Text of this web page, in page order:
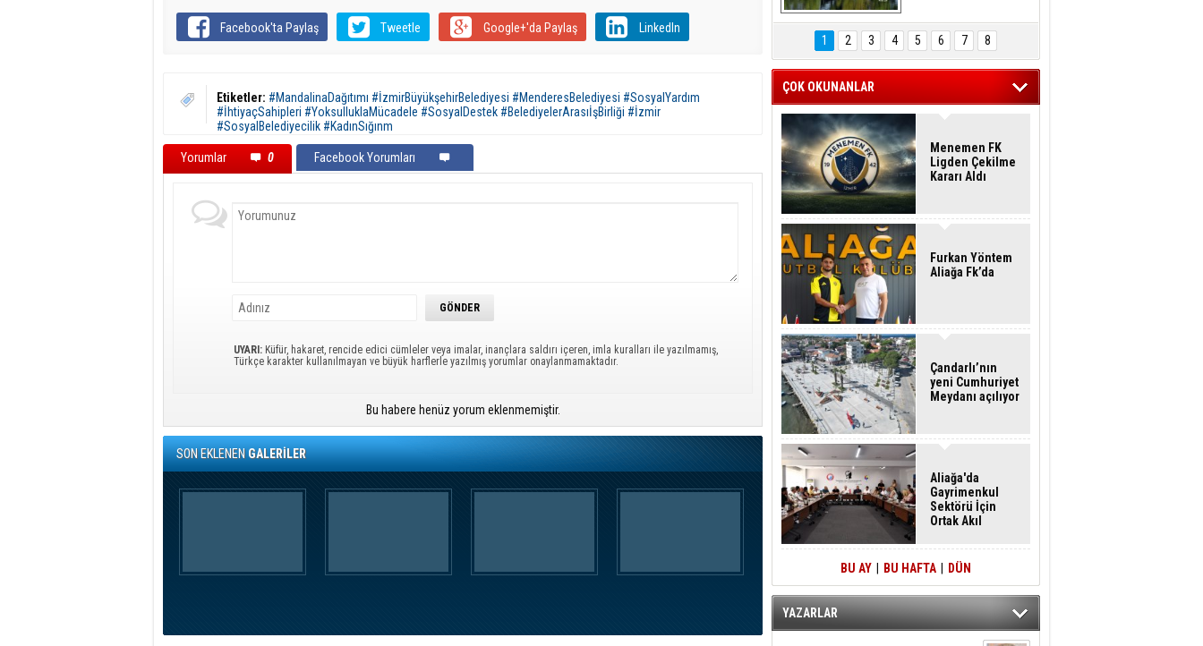
Facebook'ta Paylaş Tweetle Google+'da Paylaş LinkedIn
Etiketler: #MandalinaDağıtımı #İzmirBüyükşehirBelediyesi #MenderesBelediyesi #SosyalYardım
#İhtiyaçSahipleri #YoksulluklaMücadele #SosyalDestek #BelediyelerArasıİşBirliği #İzmir
#SosyalBelediyecilik #KadınSığınm
Yorumlar 0 Facebook Yorumları
UYARI: Küfür, hakaret, rencide edici cümleler veya imalar, inançlara saldırı içeren, imla kuralları ile yazılmamış,
Türkçe karakter kullanılmayan ve büyük harflerle yazılmış yorumlar onaylanmamaktadır.
Bu habere henüz yorum eklenmemiştir.
SON EKLENENGALERİLER
Hasan Eser'in
Objektifinden
1 2 3 4 5 6 7 8
ÇOK OKUNANLAR
Menemen FK
Ligden Çekilme
Kararı Aldı
Furkan Yöntem
Aliağa Fk’da
Çandarlı’nın
yeni Cumhuriyet
Meydanı açılıyor
Aliağa'da
Gayrimenkul
Sektörü İçin
Ortak Akıl
BU AY BU HAFTA DÜN
YAZARLAR